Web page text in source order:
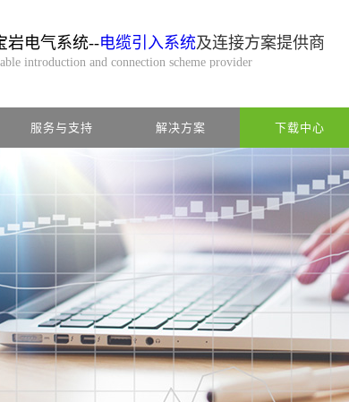
岩电气系统--电缆引入系统及连接方案提供商
introduction and connection scheme provider
服务与支持 解决方案 下载中心